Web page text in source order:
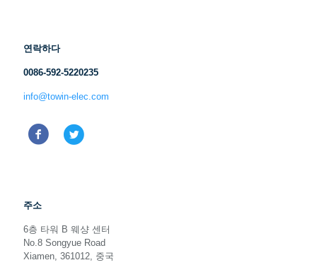
연락하다
0086-592-5220235
info@towin-elec.com
주소
6층 타워 B 웨샹 센터
No.8 Songyue Road
Xiamen, 361012, 중국